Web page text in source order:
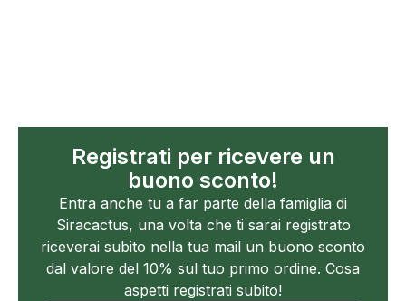
Registrati per ricevere un
buono sconto!
Entra anche tu a far parte della famiglia di
Siracactus, una volta che ti sarai registrato
riceverai subito nella tua mail un buono sconto
dal valore del 10% sul tuo primo ordine. Cosa
aspetti registrati subito!